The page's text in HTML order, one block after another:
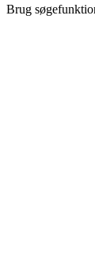
Brug